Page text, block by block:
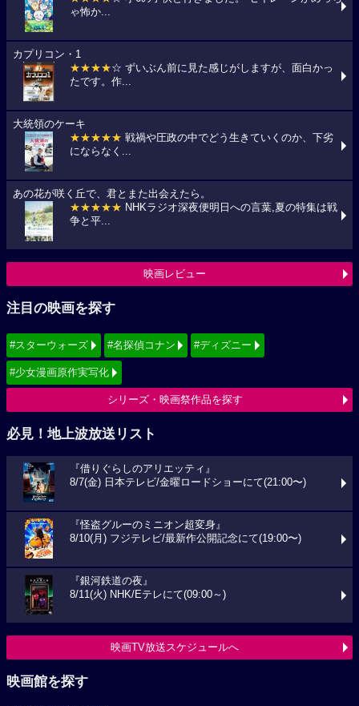
ゃ怖か...
カプリコン・1
★★★★☆ ずいぶん前に見た感じがしますが、面白かっ
たです。作...
大統領のケーキ
★★★★★ 戦禍や圧政の中でどう生きていくのか、下劣
にならなく...
あの花が咲く丘で、君とまた出会えたら。
★★★★★ NHKラジオ深夜便明日への言葉,夏の特集は戦
争と平...
映画レビュー
注目の映画を探す
#スターウォーズ #名探偵コナン #ディズニー
#少女漫画原作実写化
シリーズ・映画祭作品を探す
必見！地上波放送リスト
『借りぐらしのアリエッティ』
8/7(金) 日本テレビ/金曜ロードショーにて(21:00〜)
『怪盗グルーのミニオン超変身』
8/10(月) フジテレビ/最新作公開記念にて(19:00〜)
『銀河鉄道の夜』
8/11(火) NHK/Eテレにて(09:00～)
映画TV放送スケジュールへ
映画館を探す